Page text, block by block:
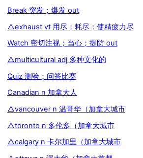
Break 突发；爆发 out
△exhaust vt 用尽；耗尽；使精疲力尽
Watch 密切注视；当心；提防 out
△multicultural adj 多种文化的
Quiz 测验；问答比赛
Canadian n 加拿大人
△vancouver n 温哥华（加拿大城市
△toronto n 多伦多（加拿大城市
△calgary n 卡尔加里（加拿大城市